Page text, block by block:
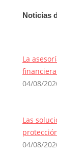
Noticias
La
04/08/
Las
04/08/